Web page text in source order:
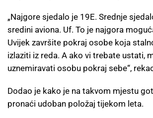
„Najgore sjedalo je 19E. Srednje
sredini aviona. Uf. To je najgora
Uvijek završite pokraj osobe koja
izlaziti iz reda. A ako vi trebate ustati,
uznemiravati osobu pokraj sebe“,
Dodao je kako je na takvom mjestu
pronaći udoban položaj tijekom leta.